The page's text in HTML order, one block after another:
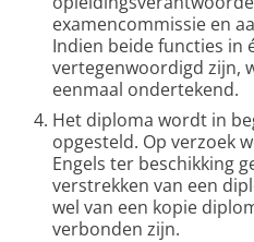
examencommissie en
Indien beide functies in
vertegenwoordigd zijn,
eenmaal ondertekend.
Het diploma wordt in
opgesteld. Op verzoek
Engels ter beschikking
verstrekken van een
wel van een kopie
verbonden zijn.